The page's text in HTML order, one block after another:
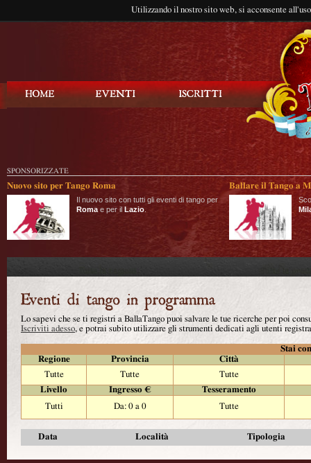
Utilizzando il nostro sito web, si acconsente
SPONSORIZZATE
Nuovo sito per Tango Roma
Il nuovo sito con tutti gli eventi di tango per
Roma e per il Lazio
Ballare il Tango a
Lo sapevi che se ti registri a BallaTango puoi salvare le tue ricerche per poi
Iscriviti adesso, e potrai subito utilizzare gli strumenti dedicati agli utenti
Stai
Regione
Provincia
Città
Tutte
Tutte
Tutte
Livello
Ingresso €
Tesseramento
Tutti
Da: 0 a 0 Tutte
Data Località Tipologia